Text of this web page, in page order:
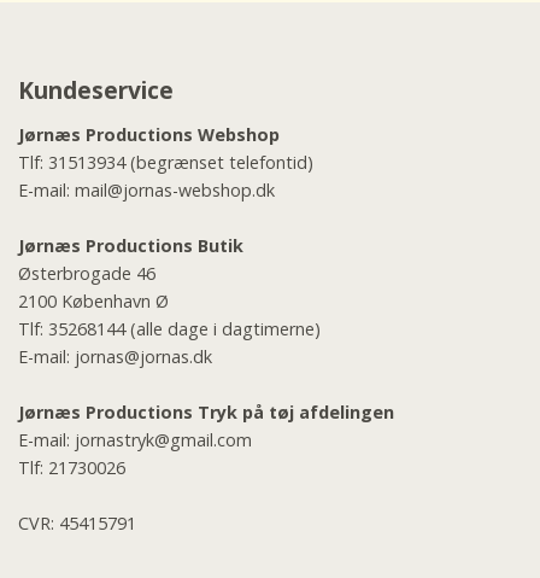
Kundeservice
Jørnæs Productions Webshop
Tlf: 31513934(begrænset telefontid)
E-mail: mail@jornas-webshop.dk
Jørnæs Productions Butik
Østerbrogade 46
2100 København Ø
Tlf: 35268144(alle dage i dagtimerne)
E-mail: jornas@jornas.dk
Jørnæs Productions Tryk på tøj afdelingen
E-mail: jornastryk@gmail.com
Tlf: 21730026
CVR: 45415791